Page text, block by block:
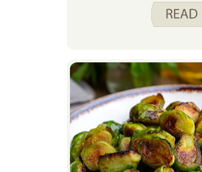
verwenden. Für
Rezept des Monats
Auch wenn wir das
Süßkartoffeln im
bekommen können,
kühleren
Egal, ob Sie eine
für Ihre Gäste oder
Mahlzeit unter der
ziehen Sie eine